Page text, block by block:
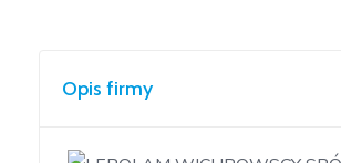
Podstawowa
Nowinach
Opis firmy